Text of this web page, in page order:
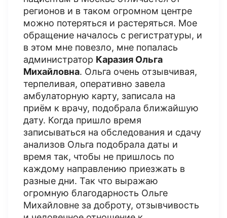
регионов и в таком огромном центре
можно потеряться и растеряться. Мое
обращение началось с регистратуры, и
в этом мне повезло, мне попалась
администратор Каразия Ольга
Михайловна. Ольга очень отзывчивая,
терпеливая, оперативно завела
амбулаторную карту, записала на
приём к врачу, подобрала ближайшую
дату. Когда пришло время
записываться на обследования и сдачу
анализов Ольга подобрала даты и
время так, чтобы не пришлось по
каждому направлению приезжать в
разные дни. Так что выражаю
огромную благодарность Ольге
Михайловне за доброту, отзывчивость